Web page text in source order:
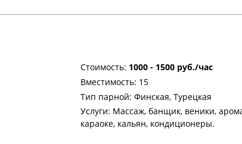
Стоимость: 1000 - 1500 руб./час
Вместимость: 15
Тип парной: Финская, Турецкая
Услуги: Массаж, банщик, веники,
караоке, кальян, кондиционеры.